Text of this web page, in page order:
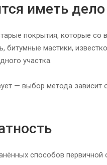
иметь дело
покрытия, которые со
мастики,
участка.
— выбор метода зависит
способов первичной